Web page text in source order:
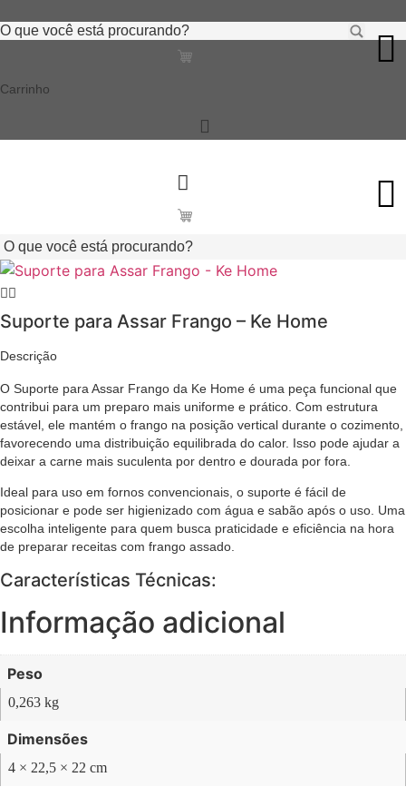
para
Pesquisar
...
Carrinho
Pesquisar
...
Suporte para Assar Frango – Ke Home
Descrição
O Suporte para Assar Frango da Ke Home é uma peça funcional que
contribui para um preparo mais uniforme e prático. Com estrutura
estável, ele mantém o frango na posição vertical durante o cozimento,
favorecendo uma distribuição equilibrada do calor. Isso pode ajudar a
deixar a carne mais suculenta por dentro e dourada por fora.
Ideal para uso em fornos convencionais, o suporte é fácil de
posicionar e pode ser higienizado com água e sabão após o uso. Uma
escolha inteligente para quem busca praticidade e eficiência na hora
de preparar receitas com frango assado.
Características Técnicas:
Informação adicional
Peso
0,263 kg
Dimensões
4 × 22,5 × 22 cm